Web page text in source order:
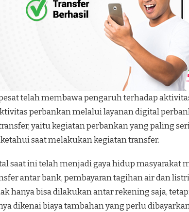
telah membawa pengaruh terhadap
perbankan melalui layanan digital
yaitu kegiatan perbankan yang paling
saat melakukan kegiatan transfer.
saat ini telah menjadi gaya hidup masyarakat
antar bank, pembayaran tagihan air dan
hanya bisa dilakukan antar rekening saja,
dikenai biaya tambahan yang perlu